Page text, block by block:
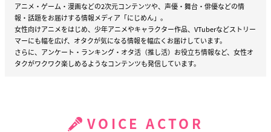
アニメ・ゲーム・漫画などの2次元コンテンツや、声優・舞台・俳優などの情
報・話題をお届けする情報メディア「にじめん」。
女性向けアニメをはじめ、少年アニメやキャラクター作品、VTuberなどストリー
マーにも幅を広げ、オタクが気になる情報を幅広くお届けしています。
さらに、アンケート・ランキング・オタ活（推し活）お役立ち情報など、女性オ
タクがワクワク楽しめるようなコンテンツも発信しています。
VOICE ACTOR